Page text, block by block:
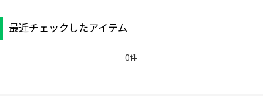
最近チェックしたアイテム
0件